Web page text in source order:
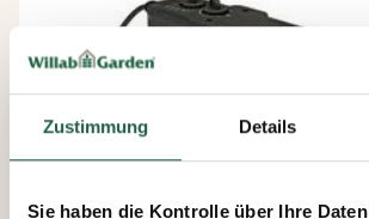
Zustimmung Details
Sie haben die Kontrolle über Ihre Daten